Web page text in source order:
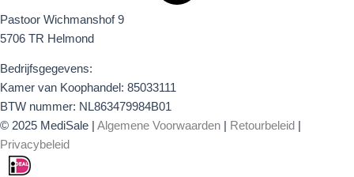
Pastoor Wichmanshof 9
5706 TR Helmond
Bedrijfsgegevens:
Kamer van Koophandel: 85033111
BTW nummer: NL863479984B01
© 2025 MediSale | Algemene Voorwaarden Retourbeleid
Privacybeleid